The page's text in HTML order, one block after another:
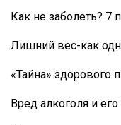
Как не заболеть? 7
Лишний вес-как
«Тайна» здорового
Вред алкоголя и